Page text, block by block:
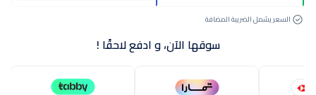
السعر يشمل الضريبة المضافة
سوقها الآن، و ادفع لاحقًا !